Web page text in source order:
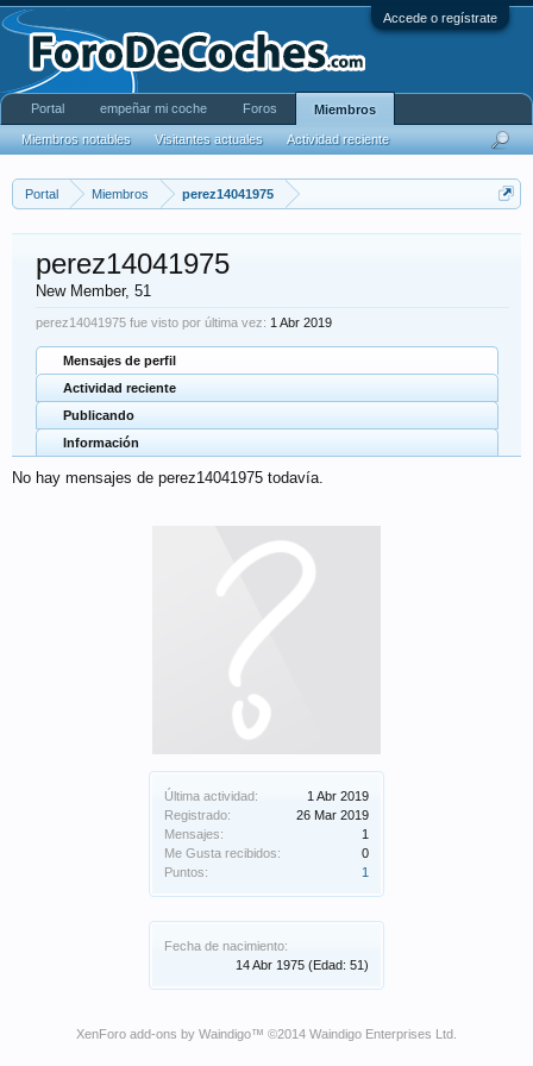
Accede o regístrate
Portal Miembros perez14041975
Última actividad:
1 Abr 2019
Registrado:
26 Mar 2019
Mensajes:
1
Me Gusta recibidos:
0
Puntos:
1
Fecha de nacimiento:
14 Abr 1975 (Edad: 51)
perez14041975
New Member, 51
perez14041975 fue visto por última vez: 1 Abr 2019
Mensajes de perfil
Actividad reciente
Publicando
Información
No hay mensajes de perez14041975 todavía.
XenForo add-ons by Waindigo™ ©2014 Waindigo Enterprises Ltd
Portal empeñar mi coche Foros Miembros
Miembros notables Visitantes actuales Actividad reciente